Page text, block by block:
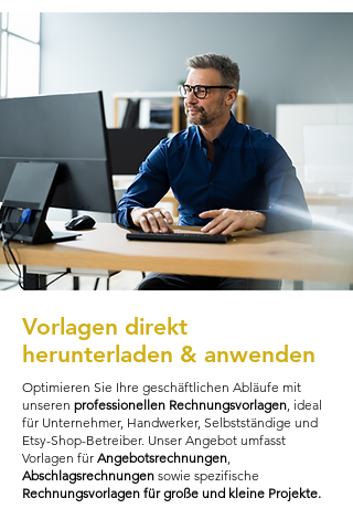
Vorlagen direkt
herunterladen & anwenden
Optimieren Sie Ihre geschäftlichen Abläufe mit
unseren professionellen Rechnungsvorlagen, ideal
für Unternehmer, Handwerker, Selbstständige und
Etsy-Shop-Betreiber. Unser Angebot umfasst
Vorlagen für Angebotsrechnungen,
Abschlagsrechnungen sowie spezifische
Rechnungsvorlagen für große und kleine Projekte.